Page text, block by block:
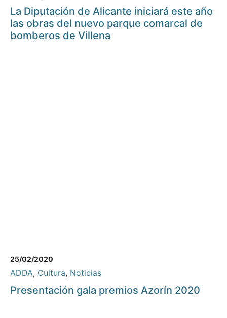
La Diputación de Alicante iniciará este año
las obras del nuevo parque comarcal de
bomberos de Villena
25/02/2020
ADDA, Cultura, Noticias
Presentación gala premios Azorín 2020